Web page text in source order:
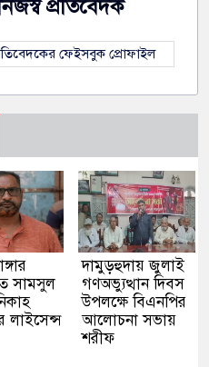
প্রতিবেদক
ফেইসবুক প্রোফাইল
সামসুল
লাইসেন্স
দামুড়হুদায় জুলাই
গণঅভ্যুত্থান দিবস
উপলক্ষে বিএনপির
আলোচনা সভায়
শরীফ